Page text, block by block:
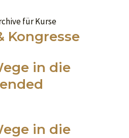
für Kurse
Kongresse
in die
in die